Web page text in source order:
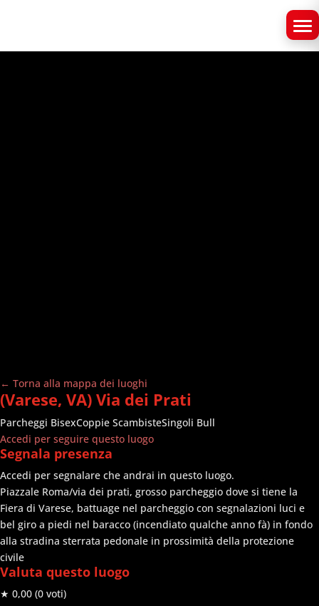
← Torna alla mappa dei luoghi
(Varese, VA) Via dei Prati
Parcheggi BisexCoppie ScambisteSingoli Bull
Accedi per seguire questo luogo
Segnala presenza
Accedi per segnalare che andrai in questo luogo.
Piazzale Roma/via dei prati, grosso parcheggio dove si tiene la
Fiera di Varese, battuage nel parcheggio con segnalazioni luci e
bel giro a piedi nel baracco (incendiato qualche anno fà) in fondo
alla stradina sterrata pedonale in prossimità della protezione
civile
Valuta questo luogo
★ 0,00 (0 voti)